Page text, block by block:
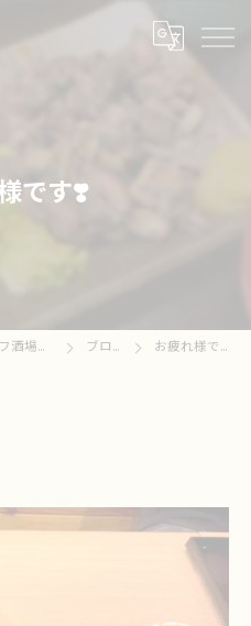
です❣️
東京都南大塚の居酒屋ならセルフ酒場たむさん ブログ お疲れ様です❣️